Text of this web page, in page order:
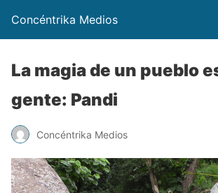
Concéntrika Medios
La magia de un pueblo
gente: Pandi
Concéntrika Medios